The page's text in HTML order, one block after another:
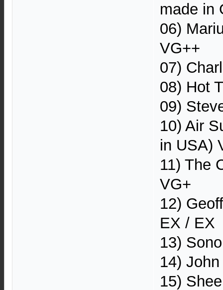
made in
06)
VG++
07)
08) Hot
09)
10) Air
in USA)
11) The
VG+
12)
EX / EX
13)
14)
15)